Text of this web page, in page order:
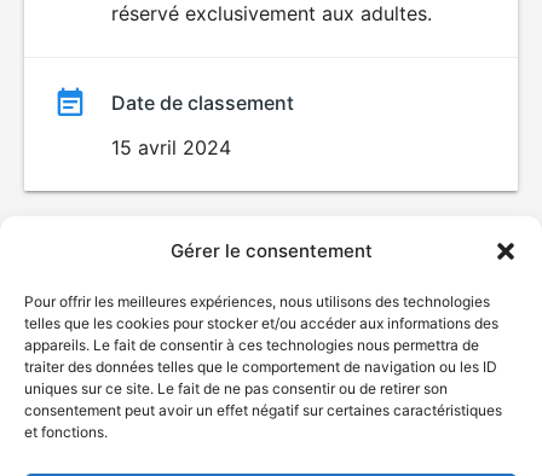
Gérer le consentement
Pour offrir les meilleures expériences, nous utilisons des technologies
telles que les cookies pour stocker et/ou accéder aux informations des
appareils. Le fait de consentir à ces technologies nous permettra de
traiter des données telles que le comportement de navigation ou les ID
uniques sur ce site. Le fait de ne pas consentir ou de retirer son
consentement peut avoir un effet négatif sur certaines caractéristiques
et fonctions.
réservé exclusivement aux adultes.
Date de classement
15 avril 2024